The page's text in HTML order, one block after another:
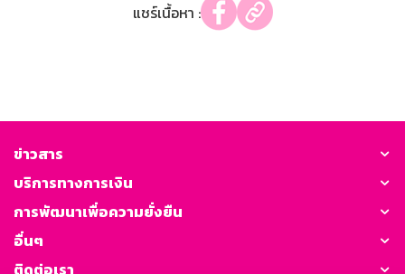
แชร์เนื้อหา :
ข่าวสาร
บริการทางการเงิน
การพัฒนาเพื่อความยั่งยืน
อื่นๆ